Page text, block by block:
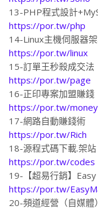
13-PHP程式設計
https://por.tw/php
14-Linux主機伺服器
https://por.tw/linux
15-訂單王秒殺成交法
https://por.tw/page
16-正印專案加盟賺錢
https://por.tw/money
17-網路自動賺錢術
https://por.tw/Rich
18-源程式碼下載.架站
https://por.tw/codes
19-【超易行銷】
https://por.tw/
20-頻道經營（自媒體